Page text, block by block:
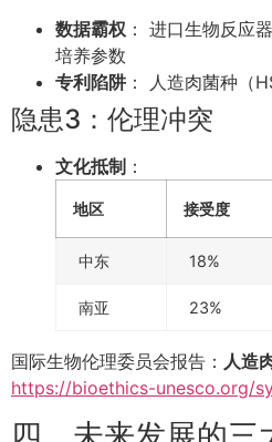
数据霸权 ： 进口生物反应
培养参数
专利陷阱 ： 人造肉菌种（
隐患3：伦理冲突
文化抵制 ：
地区 接受度
中东 18%
南亚 23%
国际生物伦理委员会报告： 人造
https://bioethics-unesco.org/